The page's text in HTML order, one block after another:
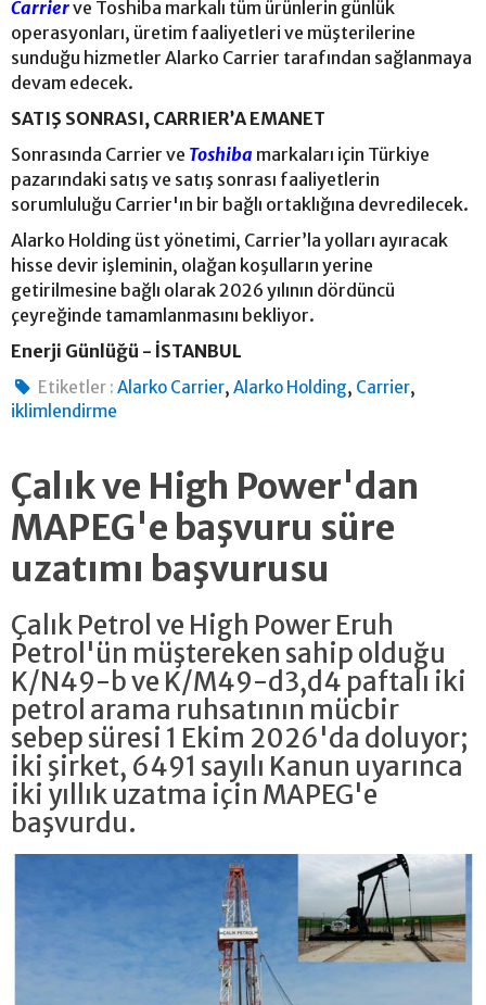
Carrierve Toshiba markalı tüm ürünlerin günlük
operasyonları, üretim faaliyetleri ve müşterilerine
sunduğu hizmetler Alarko Carrier tarafından sağlanmaya
devam edecek.
SATIŞ SONRASI, CARRIER’A EMANET
Sonrasında Carrier ve Toshiba markaları için Türkiye
pazarındaki satış ve satış sonrası faaliyetlerin
sorumluluğu Carrier'ın bir bağlı ortaklığına devredilecek.
Alarko Holding üst yönetimi, Carrier’la yolları ayıracak
hisse devir işleminin, olağan koşulların yerine
getirilmesine bağlı olarak 2026 yılının dördüncü
çeyreğinde tamamlanmasını bekliyor.
Enerji Günlüğü - İSTANBUL
Etiketler : Alarko Carrier,Alarko Holding, Carrier,
iklimlendirme
Çalık ve High Power'dan
MAPEG'e başvuru süre
uzatımı başvurusu
Çalık Petrol ve High Power Eruh
Petrol'ün müştereken sahip olduğu
K/N49-b ve K/M49-d3,d4 paftalı iki
petrol arama ruhsatının mücbir
sebep süresi 1 Ekim 2026'da doluyor;
iki şirket, 6491 sayılı Kanun uyarınca
iki yıllık uzatma için MAPEG'e
başvurdu.